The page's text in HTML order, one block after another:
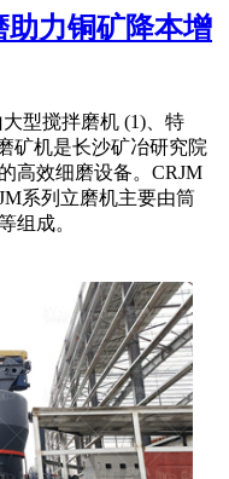
力铜矿降本增
型搅拌磨机 (1)、特
矿机是长沙矿冶研究院
高效细磨设备。CRJM
系列立磨机主要由筒
组成。